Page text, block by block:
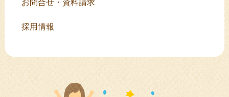
お問合せ・資料請求
採用情報